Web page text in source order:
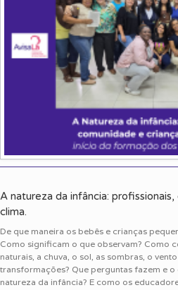
A natureza da infância:
clima.
De que maneira os bebês e crianças
Como significam o que observam? Como
naturais, a chuva, o sol, as sombras, o
transformações? Que perguntas fazem e o
natureza da infância? E como os